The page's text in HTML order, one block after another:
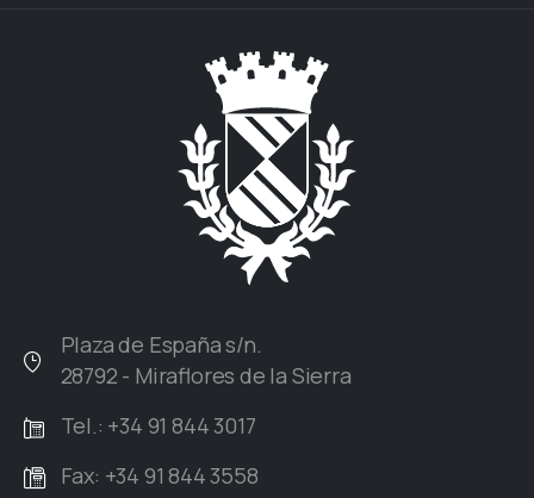
Plaza de España s/n.
28792 - Miraflores de la Sierra
Tel.: +34 91 844 3017
Fax: +34 91 844 3558